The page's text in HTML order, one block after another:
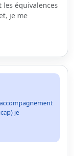
équivalences
je me
je